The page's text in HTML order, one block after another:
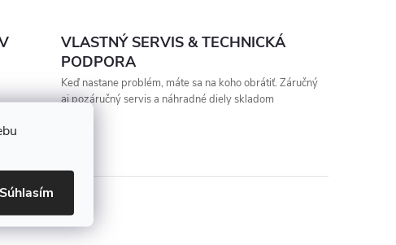
Súhlasím
VLASTNÝ SERVIS & TECHNICKÁ
PODPORA
Keď nastane problém, máte sa na koho obrátiť. Záručný
aj pozáručný servis a náhradné diely skladom